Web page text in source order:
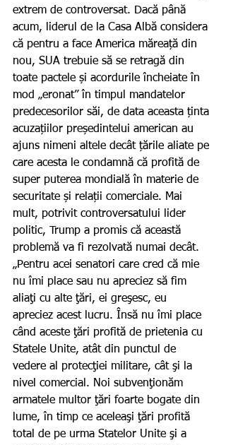
extrem de controversat. Dacă până
acum, liderul de la Casa Albă considera
că pentru a face America măreață din
nou, SUA trebuie să se retragă din
toate pactele și acordurile încheiate în
mod „eronat” în timpul mandatelor
predecesorilor săi, de data aceasta ținta
acuzațiilor președintelui american au
ajuns nimeni altele decât țările aliate pe
care acesta le condamnă că profită de
super puterea mondială în materie de
securitate și relații comerciale. Mai
mult, potrivit controversatului lider
politic, Trump a promis că această
problemă va fi rezolvată numai decât.
„Pentru acei senatori care cred că mie
nu îmi place sau nu apreciez să fim
aliaţi cu alte ţări, ei greşesc, eu
apreciez acest lucru. Însă nu îmi place
când aceste ţări profită de prietenia cu
Statele Unite, atât din punctul de
vedere al protecţiei militare, cât şi la
nivel comercial. Noi subvenţionăm
armatele multor ţări foarte bogate din
lume, în timp ce aceleaşi ţări profită
total de pe urma Statelor Unite şi a